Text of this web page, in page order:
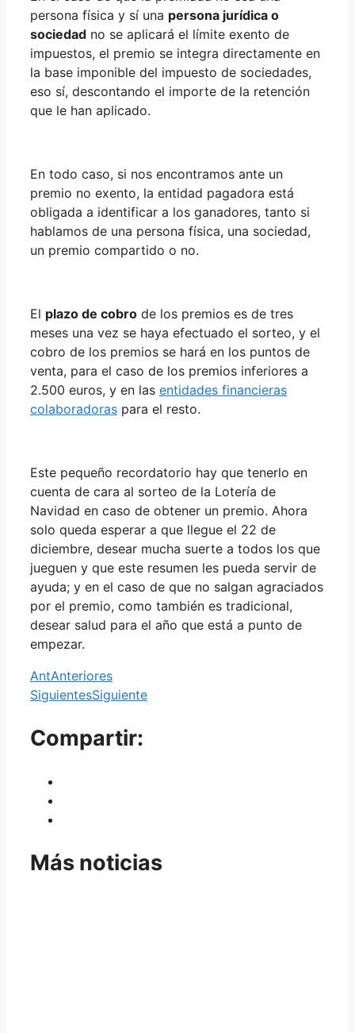
persona física y sí una persona jurídica o
sociedad no se aplicará el límite exento de
impuestos, el premio se integra directamente en
la base imponible del impuesto de sociedades,
eso sí, descontando el importe de la retención
que le han aplicado.
En todo caso, si nos encontramos ante un
premio no exento, la entidad pagadora está
obligada a identificar a los ganadores, tanto si
hablamos de una persona física, una sociedad,
un premio compartido o no.
El plazo de cobro de los premios es de tres
meses una vez se haya efectuado el sorteo, y el
cobro de los premios se hará en los puntos de
venta, para el caso de los premios inferiores a
2.500 euros, y en las entidades financieras
colaboradoras para el resto.
Este pequeño recordatorio hay que tenerlo en
cuenta de cara al sorteo de la Lotería de
Navidad en caso de obtener un premio. Ahora
solo queda esperar a que llegue el 22 de
diciembre, desear mucha suerte a todos los que
jueguen y que este resumen les pueda servir de
ayuda; y en el caso de que no salgan agraciados
por el premio, como también es tradicional,
desear salud para el año que está a punto de
empezar.
AntAnteriores
SiguientesSiguiente
Compartir:
Más noticias